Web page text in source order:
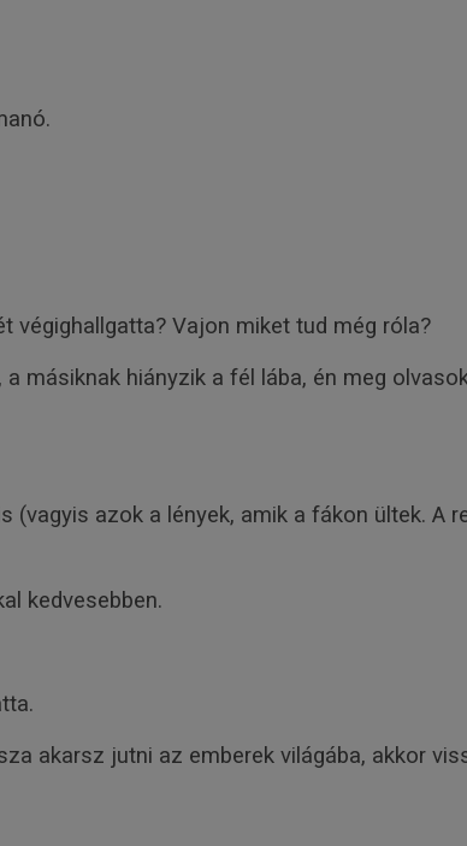
végighallgatta? Vajon miket tud még róla?
másiknak hiányzik a fél lába, én meg
azok a lények, amik a fákon ültek. A
kedvesebben.
akarsz jutni az emberek világába, akkor